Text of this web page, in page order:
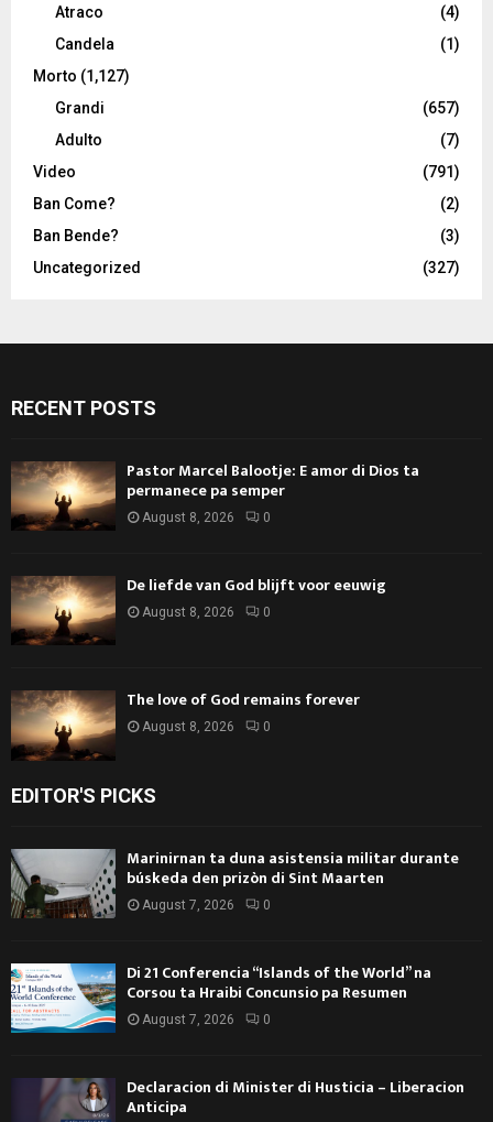
Atraco
(4)
Candela
(1)
Morto (1,127)
Grandi
(657)
Adulto
(7)
Video
(791)
Ban Come?
(2)
Ban Bende?
(3)
Uncategorized
(327)
RECENT POSTS
Pastor Marcel Balootje: E amor di Dios ta
permanece pa semper
August 8, 2026 0
De liefde van God blijft voor eeuwig
August 8, 2026 0
The love of God remains forever
August 8, 2026 0
EDITOR'S PICKS
Marinirnan ta duna asistensia militar durante
búskeda den prizòn di Sint Maarten
August 7, 2026 0
Di 21 Conferencia “Islands of the World” na
Corsou ta Hraibi Concunsio pa Resumen
August 7, 2026 0
Declaracion di Minister di Husticia – Liberacion
Anticipa